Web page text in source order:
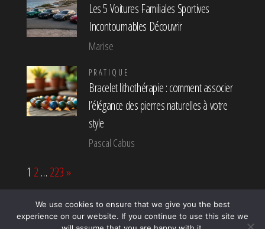
Les 5 Voitures Familiales Sportives
Incontournables Découvrir
Marise
PRATIQUE
Bracelet lithothérapie : comment associer
l’élégance des pierres naturelles à votre
style
Pascal Cabus
Page:
1 2… 223Next
»
Fièrement propulsé parWordPress|Thème :Popularis
We use cookies to ensure that we give you the best
experience on our website. If you continue to use this site we